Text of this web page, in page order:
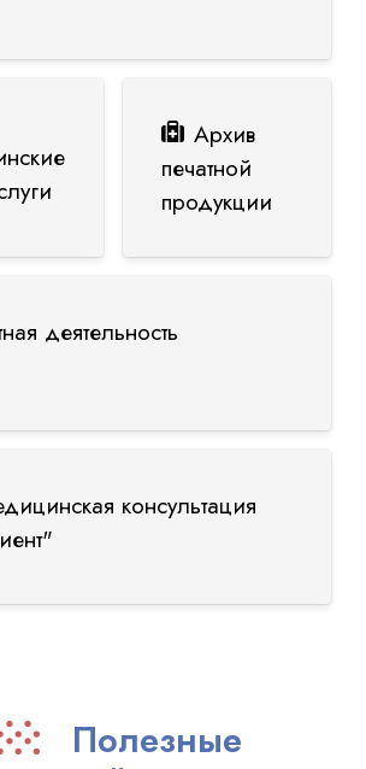
Архив
печатной
продукции
деятельность
консультация
Полезные